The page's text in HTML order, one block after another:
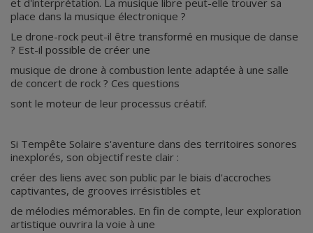
et d'interprétation. La musique libre peut-elle trouver sa
place dans la musique électronique ?
Le drone-rock peut-il être transformé en musique de danse
? Est-il possible de créer une
musique de drone à combustion lente adaptée à une salle
de concert de rock ? Ces questions
sont le moteur de leur processus créatif.
Si Tempête Solaire s'aventure dans des territoires sonores
inexplorés, son objectif reste clair :
créer des liens avec son public par le biais d'accroches
captivantes, de grooves irrésistibles et
de mélodies mémorables. En fin de compte, leur exploration
artistique ouvrira la voie à une